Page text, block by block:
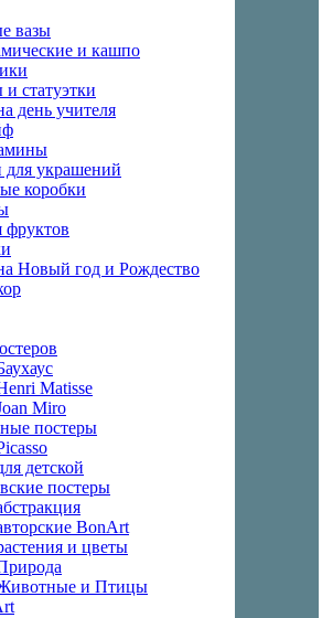
вазы
и кашпо
статуэтки
день учителя
украшений
коробки
фруктов
Новый год и Рождество
Matisse
Miro
постеры
детской
постеры
BonArt
и цветы
и Птицы